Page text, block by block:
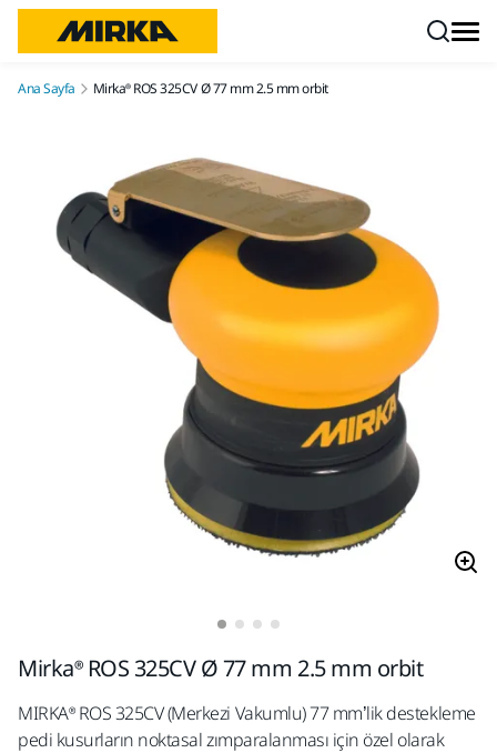
Ana Sayfa Mirka® ROS 325CV Ø 77 mm 2.5 mm orbit
Mirka® ROS 325CV Ø 77 mm 2.5 mm orbit
MIRKA® ROS 325CV (Merkezi Vakumlu) 77 mm’lik destekleme
pedi kusurların noktasal zımparalanması için özel olarak